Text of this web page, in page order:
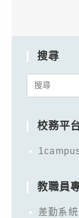
搜尋
Search
校務平
教職員
差勤系統